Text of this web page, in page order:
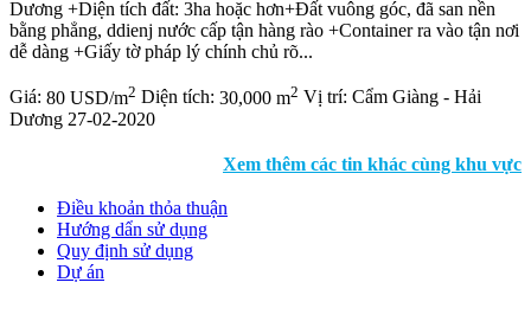
Dương +Diện tích đất: 3ha hoặc hơn+Đất vuông góc, đã san nền
bằng phẳng, ddienj nước cấp tận hàng rào +Container ra vào tận nơi
dễ dàng +Giấy tờ pháp lý chính chủ rõ...
Giá: 80 USD/m2 Diện tích: 30,000 m2 Vị trí: Cẩm Giàng - Hải
Dương 27-02-2020
Xem thêm các tin khác cùng khu vực
Điều khoản thỏa thuận
Hướng dẩn sử dụng
Quy định sử dụng
Dự án